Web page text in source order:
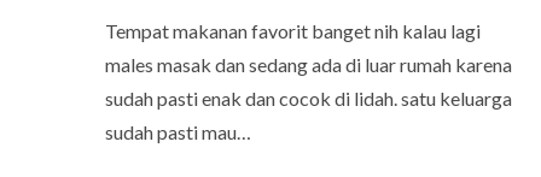
Tempat makanan favorit banget nih kalau lagi
males masak dan sedang ada di luar rumah karena
sudah pasti enak dan cocok di lidah. satu keluarga
sudah pasti mau…